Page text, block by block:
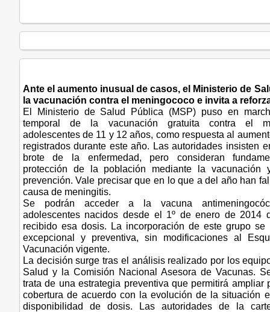
Ante el aumento inusual de casos, el Ministerio de
la vacunación contra el meningococo e invita a
El Ministerio de Salud Pública (MSP) puso en
temporal de la vacunación gratuita contra el
adolescentes de 11 y 12 años, como respuesta al
registrados durante este año. Las autoridades insisten
brote de la enfermedad, pero consideran
protección de la población mediante la vacunación
prevención. Vale precisar que en lo que a del año han
causa de meningitis.
Se podrán acceder a la vacuna
adolescentes nacidos desde el 1º de enero de 2014
recibido esa dosis. La incorporación de este grupo se
excepcional y preventiva, sin modificaciones al
Vacunación vigente.
La decisión surge tras el análisis realizado por los
Salud y la Comisión Nacional Asesora de Vacunas.
trata de una estrategia preventiva que permitirá ampliar
cobertura de acuerdo con la evolución de la situación
disponibilidad de dosis. Las autoridades de la